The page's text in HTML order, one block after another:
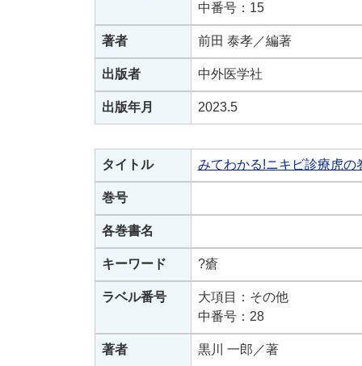
中番号：15
著者 前田 泰孝／編著
出版者 中外医学社
出版年月 2023.5
タイトル みてわかる!ニキビ診療虎の
巻号
各巻書名
キーワード ?瘡
ラベル番号
大項目：その他
中番号：28
著者 黒川 一郎／著